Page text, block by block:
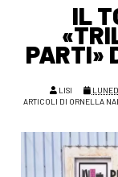
IL
PARTI»
LISI
ARTICOLI DI ORNELLA